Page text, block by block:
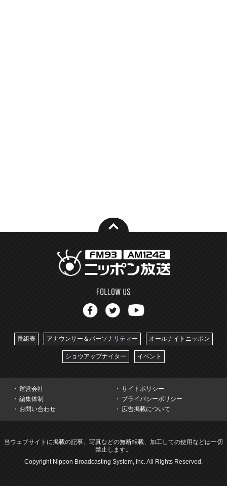
番組表 アナウンサー＆パーソナリティー オールナイトニッポン
ショウアップナイター イベント
運営会社
サイトポリシー
編集体制
プライバシーポリシー
お問い合わせ
広告掲載について
当ウェブサイトに掲載の記事、写真などの無断転載、加工しての使用などは一切
禁止します。
Copyright Nippon Broadcasting System, Inc. All Rights Reserved.